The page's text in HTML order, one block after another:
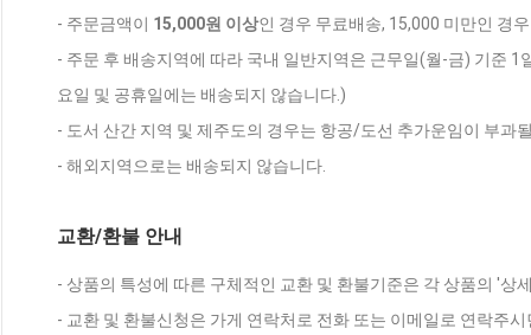
- 주문금액이 15,000원 이상인 경우 무료배송, 15,000 미만인 경
- 주문 후 배송지역에 따라 국내 일반지역은 근무일(월-금) 기준
요일 및 공휴일에는 배송되지 않습니다.)
- 도서 산간 지역 및 제주도의 경우는 항공/도선 추가운임이 부과
- 해외지역으로는 배송되지 않습니다.
교환/환불 안내
- 상품의 특성에 따른 구체적인 교환 및 환불기준은 각 상품의 '상
- 교환 및 환불신청은 가게 연락처로 전화 또는 이메일로 연락주